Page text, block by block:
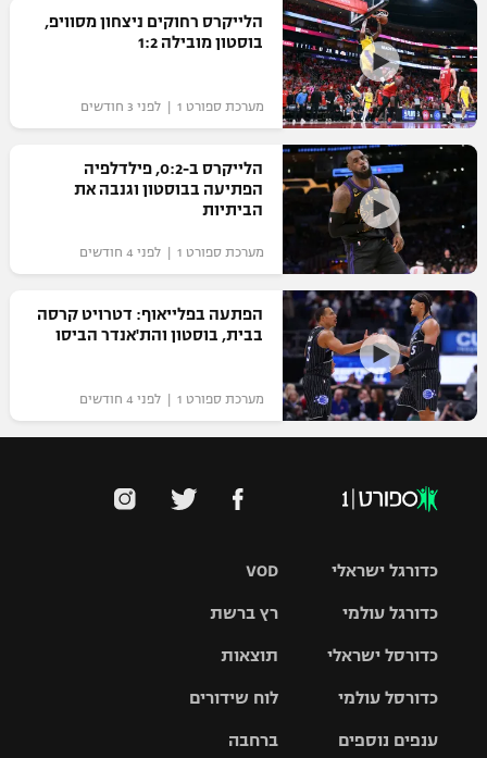
הלייקרס רחוקים ניצחון מסוויפ,
בוסטון מובילה 1:2
מערכת ספורט 1 | לפני 3 חודשים
הלייקרס ב-0:2, פילדלפיה
הפתיעה בבוסטון וגנבה את
הביתיות
מערכת ספורט 1 | לפני 4 חודשים
הפתעה בפלייאוף: דטרויט קרסה
בבית, בוסטון והת'אנדר הביסו
מערכת ספורט 1 | לפני 4 חודשים
VOD
רץ ברשת
תוצאות
לוח שידורים
ברחבה
כדורגל ישראלי
גביע הטוטו
כדורגל עולמי
האלופות
ליגה
כדורסל ישראלי
סל
כדורסל עולמי
ענפים נוספים